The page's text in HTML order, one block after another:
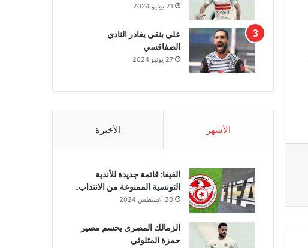
21 يوليو 2024
علي بنقي يغادر النادي
الصفاقسي
27 يونيو 2024
الأشهر الأخيرة
الفيفا: قائمة جديدة للأندية
التونسية الممنوعة من الانتداب..
20 أغسطس 2024
الزمالك المصري يحسم مصير
حمزة المثلوثي